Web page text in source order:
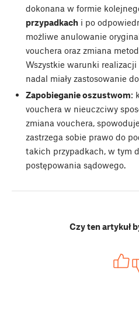
dokonana w formie
przypadkachi po
możliwe anulowanie
vouchera oraz zmiana
Wszystkie warunki
nadal miały zastosowanie
Zapobieganie oszustwom:
vouchera w nieuczciwy
zmiana vouchera,
zastrzega sobie prawo do
takich przypadkach, w tym
postępowania sądowego.
Czy ten artykuł